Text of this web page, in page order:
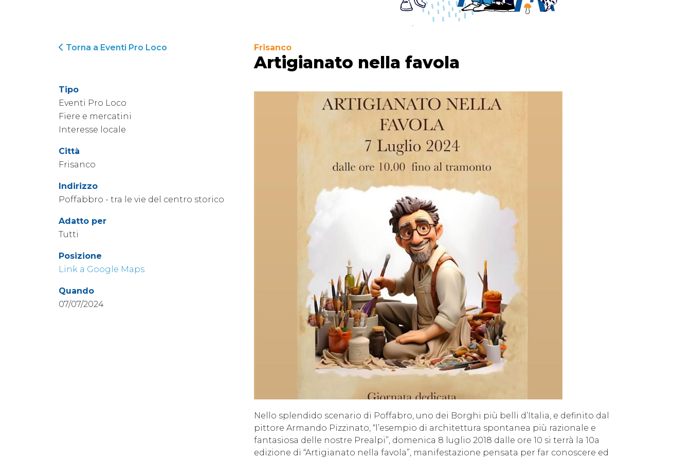
Torna a Eventi Pro Loco
Tipo
Eventi Pro Loco
Fiere e mercatini
Interesse locale
Città
Frisanco
Indirizzo
Poffabbro - tra le vie del centro storico
Adatto per
Tutti
Posizione
Link a Google Maps
Quando
07/07/2024
Frisanco
Artigianato nella favola
Nello splendido scenario di Poffabro, uno dei Borghi più belli d’Italia, e definito dal
pittore Armando Pizzinato, “l’esempio di architettura spontanea più razionale e
fantasiosa delle nostre Prealpi”, domenica 8 luglio 2018 dalle ore 10 si terrà la 10a
edizione di “Artigianato nella favola”, manifestazione pensata per far conoscere ed